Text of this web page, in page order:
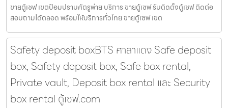
ขายตู้เซฟ เขตป้อมปราบศัตรูพ่าย บริการ ขายตู้เซฟ รับติดตั้งตู้เซฟ ติดต่อ
สอบถามได้ตลอด พร้อมให้บริการทั่วไทย ขายตู้เซฟ เขต
Safety deposit boxBTS ศาลาแดง Safe deposit
box, Safety deposit box, Safe box rental,
Private vault, Deposit box rental และ Security
box rental ตู้เซฟ.com